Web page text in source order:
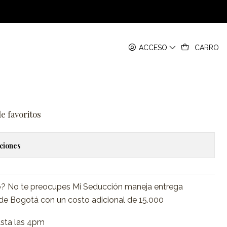
ACCESO CARRO
favoritos
No te preocupes Mi Seducción maneja entrega
Bogotá con un costo adicional de 15.000
las 4pm